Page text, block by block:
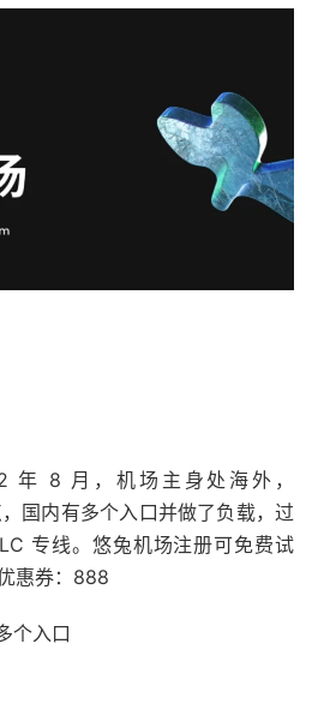
年 8 月，机场主身处海外，
国内有多个入口并做了负载，过
专线。悠兔机场注册可免费试
惠券：888
个入口